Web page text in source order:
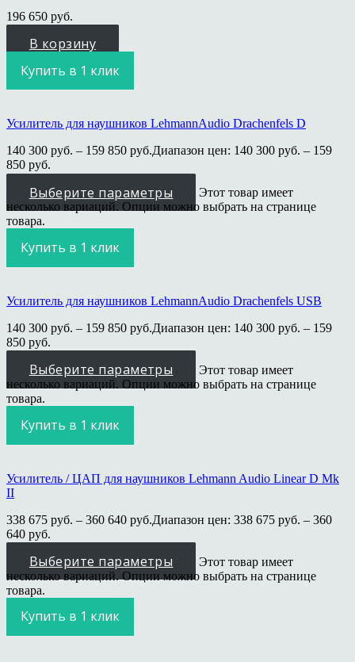
196 650 руб.
В корзину
Купить в 1 клик
Усилитель для наушников LehmannAudio Drachenfels D
140 300 руб. – 159 850 руб.Диапазон цен: 140 300 руб. – 159
850 руб.
Выберите параметры
Этот товар имеет
несколько вариаций. Опции можно выбрать на странице
товара.
Купить в 1 клик
Усилитель для наушников LehmannAudio Drachenfels USB
140 300 руб. – 159 850 руб.Диапазон цен: 140 300 руб. – 159
850 руб.
Выберите параметры
Этот товар имеет
несколько вариаций. Опции можно выбрать на странице
товара.
Купить в 1 клик
Усилитель / ЦАП для наушников Lehmann Audio Linear D Mk
II
338 675 руб. – 360 640 руб.Диапазон цен: 338 675 руб. – 360
640 руб.
Выберите параметры
Этот товар имеет
несколько вариаций. Опции можно выбрать на странице
товара.
Купить в 1 клик